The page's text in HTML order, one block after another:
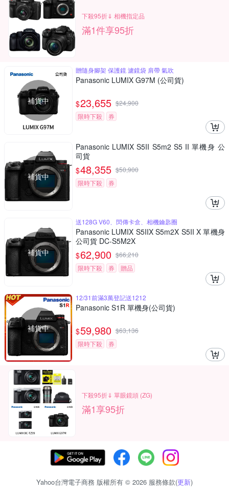
下殺95折⇓ 相機指定品
滿1件享95折
補貨中
贈隨身腳架 保護鏡 濾鏡袋 肩帶 氣吹
Panasonic LUMIX G97M (公司貨)
$23,655 $24,900
限時下殺
券
補貨中
Panasonic LUMIX S5II S5m2 S5 II 單機身 公
司貨
$48,355 $50,900
限時下殺
券
補貨中
送128G V60、閃傳卡盒、相機鑰匙圈
Panasonic LUMIX S5IIX S5m2X S5II X 單機身
公司貨 DC-S5M2X
$62,900 $66,210
限時下殺
券 贈品
補貨中
12/31前滿3萬登記送1212
Panasonic S1R 單機身(公司貨)
$59,980 $63,136
限時下殺
券
下殺95折⇓ 單眼鏡頭 (ZG)
滿1享95折
Yahoo台灣電子商務 版權所有 © 2026 服務條款(更新)